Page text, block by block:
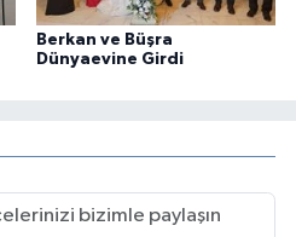
Berkan ve Büşra
Dünyaevine Girdi